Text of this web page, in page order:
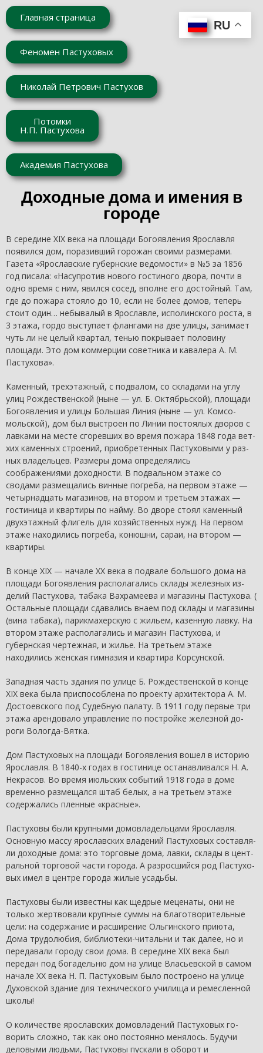
Главная страница
Феномен Пастуховых
Николай Петрович Пастухов
Потомки
Н.П. Пастухова
Академия Пастухова
Доходные дома и имения в
городе
В середине XIX века на площади Богоявления Ярославля
появился дом, поразивший горожан своими размерами.
Газета «Ярославские губернские ведомости» в №5 за 1856
год пи­сала: «Насупротив нового гостиного двора, почти в
одно вре­мя с ним, явился сосед, вполне его достойный. Там,
где до пожара стояло до 10, если не более домов, теперь
стоит один… небывалый в Ярославле, исполинского роста, в
3 этажа, гор­до выступает флангами на две улицы, занимает
чуть ли не целый квартал, тенью покрывает половину
площади. Это дом коммерции советника и кавалера А. М.
Пастухова».
Каменный, трехэтажный, с подвалом, со складами на углу
улиц Рождественской (ныне — ул. Б. Октябрьской), площади
Богоявления и улицы Большая Линия (ныне — ул. Комсо­
мольской), дом был выстроен по Линии постоялых дворов с
лавками на месте сгоревших во время пожара 1848 года вет­
хих каменных строений, приобретенных Пастуховыми у раз­
ных владельцев. Размеры дома определялись
соображениями доходности. В подвальном этаже со
сводами размещались вин­ные погреба, на первом этаже —
четырнадцать магазинов, на втором и третьем этажах —
гостиница и квартиры по найму. Во дворе стоял каменный
двухэтажный флигель для хозяй­ственных нужд. На первом
этаже находились погреба, конюш­ни, сараи, на втором —
квартиры.
В конце XIX — начале XX века в подвале большого дома на
площади Богоявления располагались склады железных из­
делий Пастухова, табака Вахрамеева и магазины Пастухова. (
Остальные площади сдавались внаем под склады и магазины
(вина табака), парикмахерскую с жильем, казенную лавку. На
втором этаже располагались и магазин Пастухова, и
губернская чертежная, и жилье. На третьем этаже
находились женская гимназия и квартира Корсунской.
Западная часть здания по улице Б. Рождественской в конце
XIX века была приспособлена по проекту архитектора А. М.
Достоевского под Судебную палату. В 1911 году первые три
этажа арендовало управление по постройке железной до­
роги Вологда-Вятка.
Дом Пастуховых на площади Богоявления вошел в исто­рию
Ярославля. В 1840-х годах в гостинице останавливался Н. А.
Некрасов. Во время июльских событий 1918 года в доме
временно размещался штаб белых, а на третьем этаже
содер­жались пленные «красные».
Пастуховы были крупными домовладельцами Ярославля.
Основную массу ярославских владений Пастуховых составля­
ли доходные дома: это торговые дома, лавки, склады в цент­
ральной торговой части города. А разросшийся род Пастухо­
вых имел в центре города жилые усадьбы.
Пастуховы были известны как щедрые меценаты, они не
только жертвовали крупные суммы на благотворительные
цели: на содержание и расширение Ольгинского приюта,
Дома тру­долюбия, библиотеки-читальни и так далее, но и
передавали городу свои дома. В середине XIX века был
передан под бо­гадельню дом на улице Власьевской в самом
начале XX века Н. П. Пастуховым было построено на улице
Духовской здание для технического училища и ремесленной
школы!
О количестве ярославских домовладений Пастуховых го­
ворить сложно, так как оно постоянно менялось. Будучи
дело­выми людьми, Пастуховы пускали в оборот и
RU